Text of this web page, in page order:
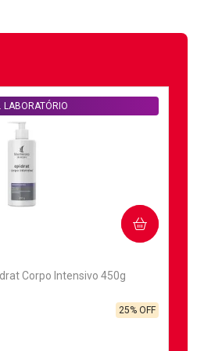
Corpo Intensivo 450g
LABORATÓRIO
25% OFF
COMPRAR